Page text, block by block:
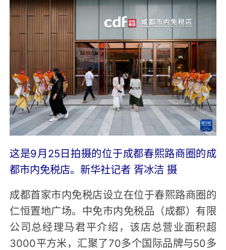
这是9月25日拍摄的位于成都春熙路商圈的成
都市内免税店。 新华社记者 胥冰洁 摄
成都首家市内免税店设立在位于春熙路商圈的
仁恒置地广场。中免市内免税品（成都）有限
公司总经理马君平介绍，该店总营业面积超
3000平方米，汇聚了70多个国际品牌与50多